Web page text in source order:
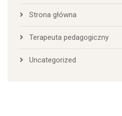
Strona główna
Terapeuta pedagogiczny
Uncategorized